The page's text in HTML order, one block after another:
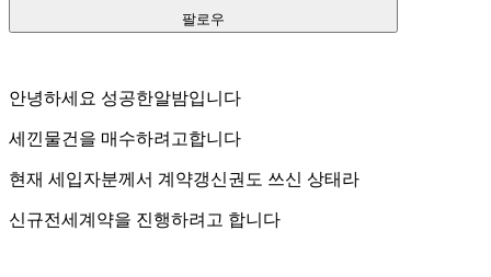
팔로우
안녕하세요 성공한알밤입니다
세낀물건을 매수하려고합니다
현재 세입자분께서 계약갱신권도 쓰신 상태라
신규전세계약을 진행하려고 합니다